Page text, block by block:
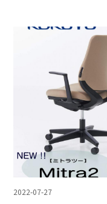
2022-07-27